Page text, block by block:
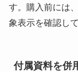
す。購入前には
象表示を確認し
付属資料を併